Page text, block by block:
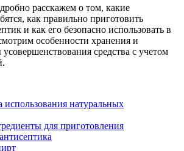
расскажем о том, какие
как правильно приготовить
и как его безопасно использовать в
особенности хранения и
средства с учетом
натуральных
для приготовления